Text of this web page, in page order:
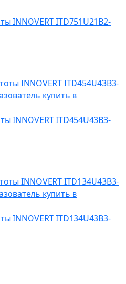
INNOVERT ITD751U21B2-
INNOVERT ITD454U43B3-
INNOVERT ITD134U43B3-